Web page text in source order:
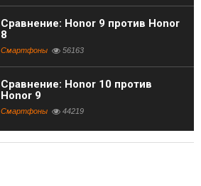
Сравнение: Honor 9 против Honor
8
Смартфоны 56163
Сравнение: Honor 10 против
Honor 9
Смартфоны 44219